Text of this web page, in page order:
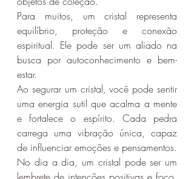
Para muitos, um cristal representa
equilíbrio, proteção e conexão
espiritual. Ele pode ser um aliado na
busca por autoconhecimento e bem-
estar.
Ao segurar um cristal, você pode sentir
uma energia sutil que acalma a mente
e fortalece o espírito. Cada pedra
carrega uma vibração única, capaz
de influenciar emoções e pensamentos.
No dia a dia, um cristal pode ser um
lembrete de intenções positivas e foco.